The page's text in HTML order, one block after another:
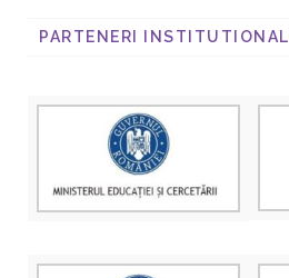
PARTENERI INSTITUTIONALI